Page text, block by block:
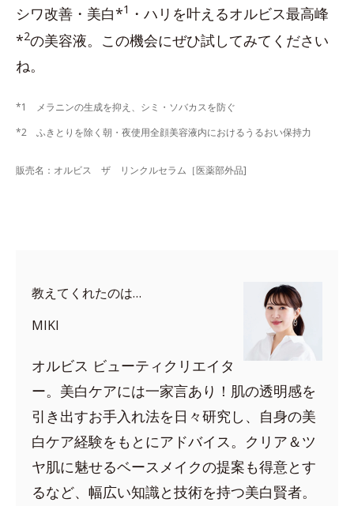
シワ改善・美白*1 ・ハリを叶えるオルビス最高峰
*2の美容液。この機会にぜひ試してみてください
ね。
*1 メラニンの生成を抑え、シミ・ソバカスを防ぐ
*2 ふきとりを除く朝・夜使用全顔美容液内におけるうるおい保持力
販売名：オルビス ザ リンクルセラム［医薬部外品]
教えてくれたのは…
MIKI
オルビス ビューティクリエイタ
ー。美白ケアには一家言あり！肌の透明感を
引き出すお手入れ法を日々研究し、自身の美
白ケア経験をもとにアドバイス。クリア＆ツ
ヤ肌に魅せるベースメイクの提案も得意とす
るなど、幅広い知識と技術を持つ美白賢者。